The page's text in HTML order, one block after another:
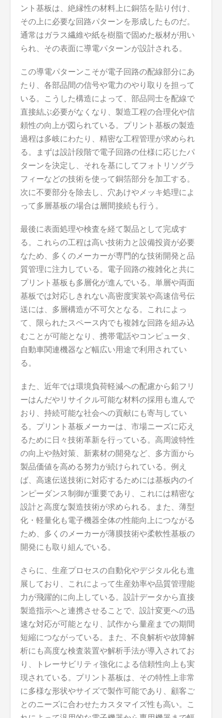
ント基板は、絶縁性の材料上に銅箔を貼り付け、
その上に必要な回路パターンを形成したものだ。
通常はガラス繊維や紙を樹脂で固めた板材が用い
られ、その表面に導電パターンが設計される。
この導電パターンこそが電子回路の配線部分にあ
たり、各部品間の信号や電力のやり取りを担って
いる。こうした構造によって、部品同士を配線で
直接結ぶ必要がなくなり、製造工程の合理化や信
頼性の向上が図られている。プリント基板の製造
過程は多岐にわたり、精密な工程管理が求められ
る。まずは設計段階で電子回路の仕様に応じたパ
ターンを決定し、それを基にしてフォトリソグラ
フィーなどの技術を使って銅箔部分を加工する。
次に不要部分を除去し、穴あけやメッキ処理によ
って多層基板の場合は層間接続も行う。
最後に表面処理や検査を経て製品として完成す
る。これらの工程は高い技術力と設備投資が必要
なため、多くのメーカーが専門的な技術開発と品
質管理に注力している。電子回路の複雑化と共に
プリント基板も多層化が進んでいる。単層や両面
基板では対応しきれない高密度実装や高速信号伝
送には、多層構造が不可欠となる。これによっ
て、限られたスペース内でも複雑な回路を組み込
むことが可能となり、携帯電話やコンピュータ、
自動車関連機器など幅広い用途で利用されてい
る。
また、近年では環境負荷軽減への配慮から鉛フリ
ーはんだやリサイクル可能な材料の採用も進んで
おり、持続可能な社会への貢献にも寄与してい
る。プリント基板メーカーは、市場ニーズに応え
るために日々技術革新を行っている。高周波特性
の向上や熱対策、新素材の開発など、多方面から
製品価値を高める努力が続けられている。例え
ば、高速伝送技術に対応するためには基板内のイ
ンピーダンス制御が重要であり、これには精密な
設計と高度な製造技術が求められる。また、薄型
化・軽量化も電子機器全体の性能向上につながる
ため、多くのメーカーが薄膜技術や柔軟性基板の
開発にも取り組んでいる。
さらに、生産プロセスの自動化やデジタル化も進
展しており、これによって生産効率や品質管理能
力が飛躍的に向上している。設計データから直接
製造指示へと連携させることで、設計変更への迅
速な対応が可能となり、試作から量産までの期間
短縮につながっている。また、不良解析や故障解
析にも高度な検査装置や解析手法が導入されてお
り、トレーサビリティ強化による信頼性向上も実
現されている。プリント基板は、その特性上非常
に多様な形状やサイズで製作可能であり、顧客ご
とのニーズに合わせたカスタマイズ性も高い。こ